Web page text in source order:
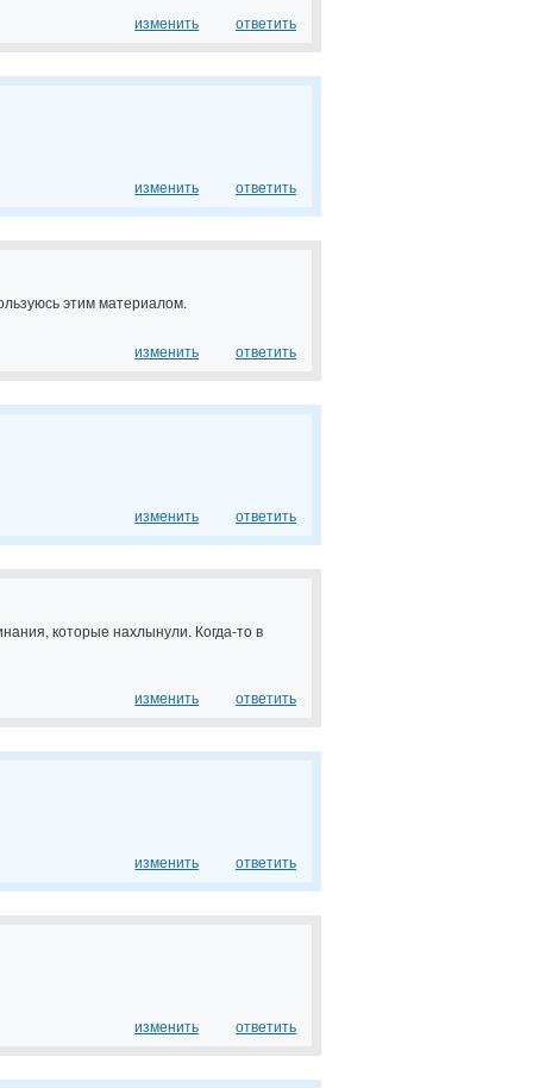
изменить ответить
изменить ответить
этим материалом.
изменить ответить
изменить ответить
которые нахлынули. Когда-то в
изменить ответить
изменить ответить
изменить ответить